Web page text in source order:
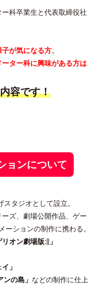
科卒業生と代表取締役社
が気になる方、
ター科に興味がある方は
容です！
ョンについて
タジオとして設立。
ズ、劇場公開作品、ゲー
ーションの制作に携わる。
オン劇場版:||」
」
の島」 などの制作に仕上